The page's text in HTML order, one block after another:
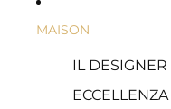
MAISON
IL DESIGNER
ECCELLENZA